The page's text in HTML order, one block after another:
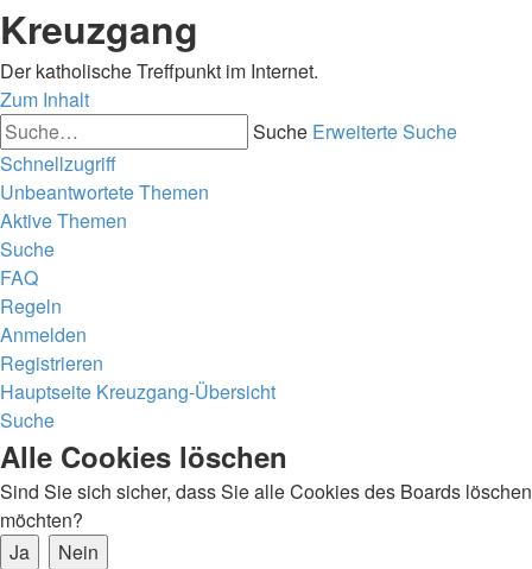
Kreuzgang
Der katholische Treffpunkt im Internet.
Zum Inhalt
Suche Erweiterte Suche
Schnellzugriff
Unbeantwortete Themen
Aktive Themen
Suche
FAQ
Regeln
Anmelden
Registrieren
Hauptseite Kreuzgang-Übersicht
Suche
Alle Cookies löschen
Sind Sie sich sicher, dass Sie alle Cookies des Boards löschen
möchten?